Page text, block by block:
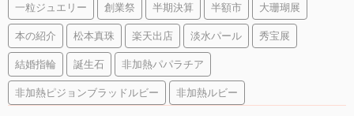
一粒ジュエリー 創業祭 半期決算 半額市 大珊瑚展
本の紹介 松本真珠 楽天出店 淡水パール 秀宝展
結婚指輪 誕生石 非加熱パパラチア
非加熱ピジョンブラッドルビー 非加熱ルビー